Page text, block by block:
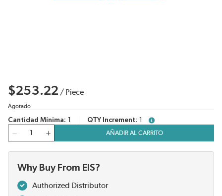
$253.22 / Piece
Agotado
Cantidad Mínima QTY Increment
more info
Cantidad
AÑADIR AL CARRITO
Why Buy From EIS?
Authorized Distributor